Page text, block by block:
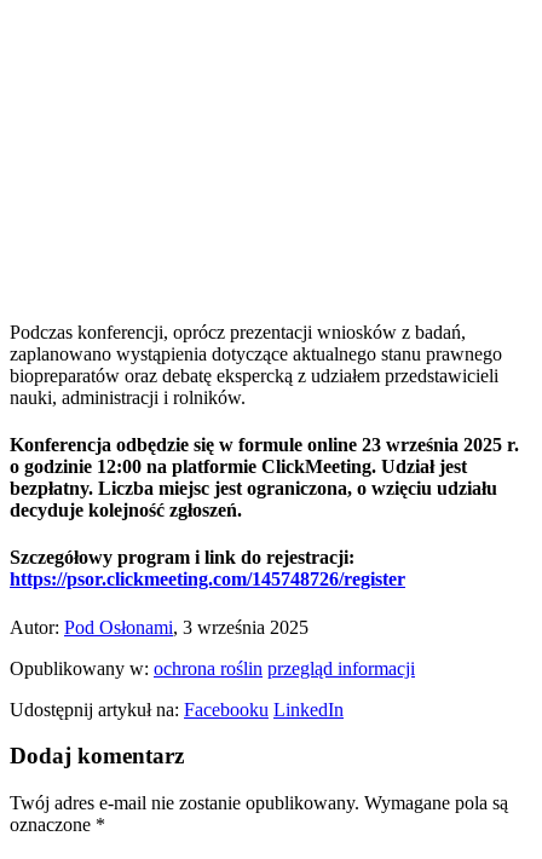
Podczas konferencji, oprócz prezentacji wniosków z badań,
zaplanowano wystąpienia dotyczące aktualnego stanu prawnego
biopreparatów oraz debatę ekspercką z udziałem przedstawicieli
nauki, administracji i rolników.
Konferencja odbędzie się w formule online 23 września 2025 r.
o godzinie 12:00 na platformie ClickMeeting. Udział jest
bezpłatny. Liczba miejsc jest ograniczona, o wzięciu udziału
decyduje kolejność zgłoszeń.
Szczegółowy program i link do rejestracji:
https://psor.clickmeeting.com/145748726/register
Autor: Pod Osłonami, 3 września 2025
Opublikowany w: ochrona roślin przegląd informacji
Udostępnij artykuł na: Facebooku LinkedIn
Dodaj komentarz
Twój adres e-mail nie zostanie opublikowany. Wymagane pola są
oznaczone *